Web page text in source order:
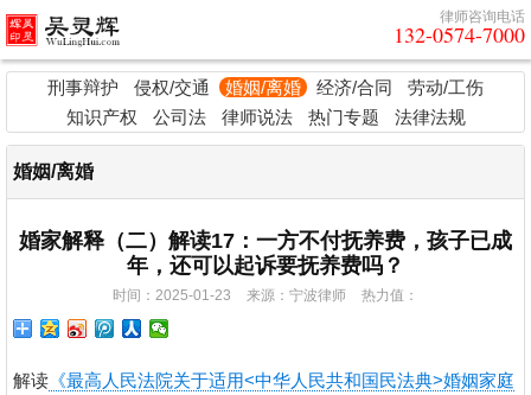
律师咨询电话
132-0574-7000
刑事辩护 侵权/交通 婚姻/离婚 经济/合同
劳动/工伤
知识产权
公司法 律师说法 热门专题 法律法规
婚姻/离婚
婚家解释（二）解读17：一方不付抚养费，孩子已成
年，还可以起诉要抚养费吗？
时间：2025-01-23 来源：宁波律师 热力值：
解读 《最高人民法院关于适用<中华人民共和国民法典>婚姻家庭